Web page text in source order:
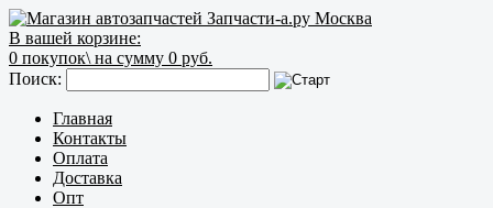
В вашей корзине:
0 покупок\ на сумму 0 руб.
Поиск:
Главная
Контакты
Оплата
Доставка
Опт